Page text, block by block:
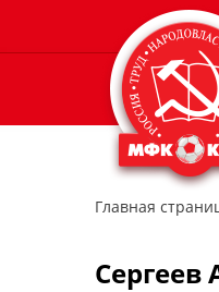
Главная
Сергеев